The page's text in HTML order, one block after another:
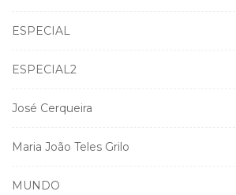
ESPECIAL
ESPECIAL2
José Cerqueira
Maria João Teles Grilo
MUNDO